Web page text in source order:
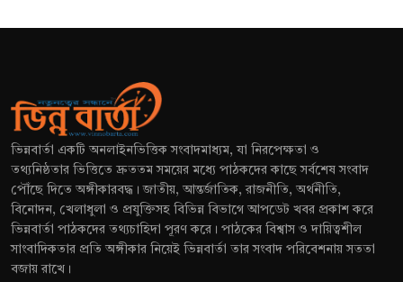
ভিন্নবার্তা একটি অনলাইনভিত্তিক সংবাদমাধ্যম, যা নিরপেক্ষতা ও
তথ্যনিষ্ঠতার ভিত্তিতে দ্রুততম সময়ের মধ্যে পাঠকদের কাছে সর্বশেষ সংবাদ
পৌঁছে দিতে অঙ্গীকারবদ্ধ। জাতীয়, আন্তর্জাতিক, রাজনীতি, অর্থনীতি,
বিনোদন, খেলাধুলা ও প্রযুক্তিসহ বিভিন্ন বিভাগে আপডেট খবর প্রকাশ করে
ভিন্নবার্তা পাঠকদের তথ্যচাহিদা পূরণ করে। পাঠকের বিশ্বাস ও দায়িত্বশীল
সাংবাদিকতার প্রতি অঙ্গীকার নিয়েই ভিন্নবার্তা তার সংবাদ পরিবেশনায় সততা
বজায় রাখে।